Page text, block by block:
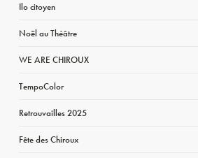
Ilo citoyen
Noël au Théâtre
WE ARE CHIROUX
TempoColor
Retrouvailles 2025
Fête des Chiroux